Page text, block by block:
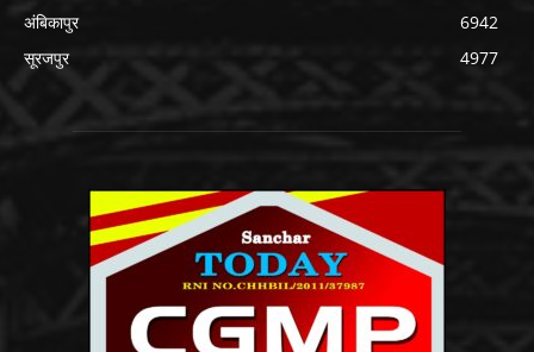
अंबिकापुर
6942
सूरजपुर
4977